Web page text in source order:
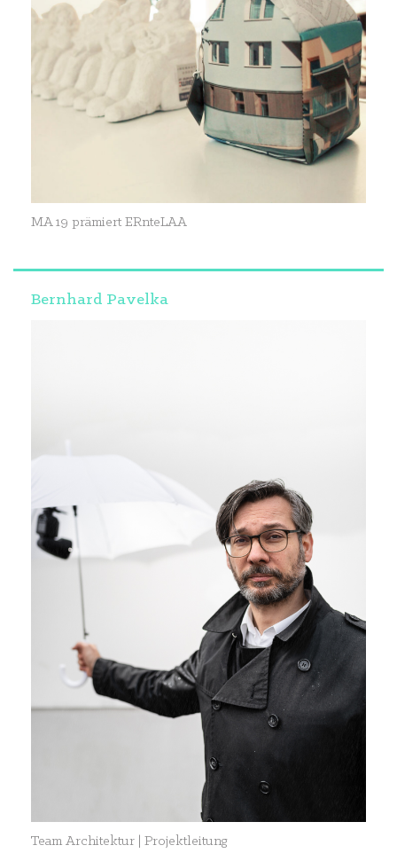
MA 19 prämiert ERnteLAA
Bernhard Pavelka
Team Architektur | Projektleitung